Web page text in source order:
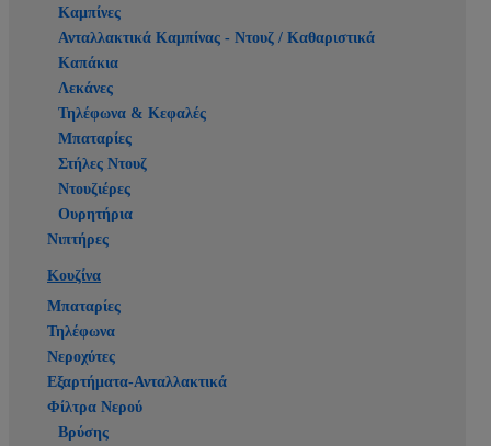
Καμπίνες
Ανταλλακτικά Καμπίνας - Ντουζ / Καθαριστικά
Καπάκια
Λεκάνες
Τηλέφωνα & Κεφαλές
Μπαταρίες
Στήλες Ντουζ
Ντουζιέρες
Ουρητήρια
Νιπτήρες
Κουζίνα
Μπαταρίες
Τηλέφωνα
Νεροχύτες
Εξαρτήματα-Ανταλλακτικά
Φίλτρα Νερού
Βρύσης